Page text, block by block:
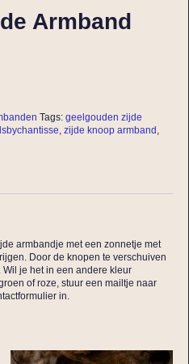
Armband
Tags: geelgouden zijde
, zijde knoop armband ,
armbandje met een zonnetje met
Door de knopen te verschuiven
je het in een andere kleur
of roze, stuur een mailtje naar
in.